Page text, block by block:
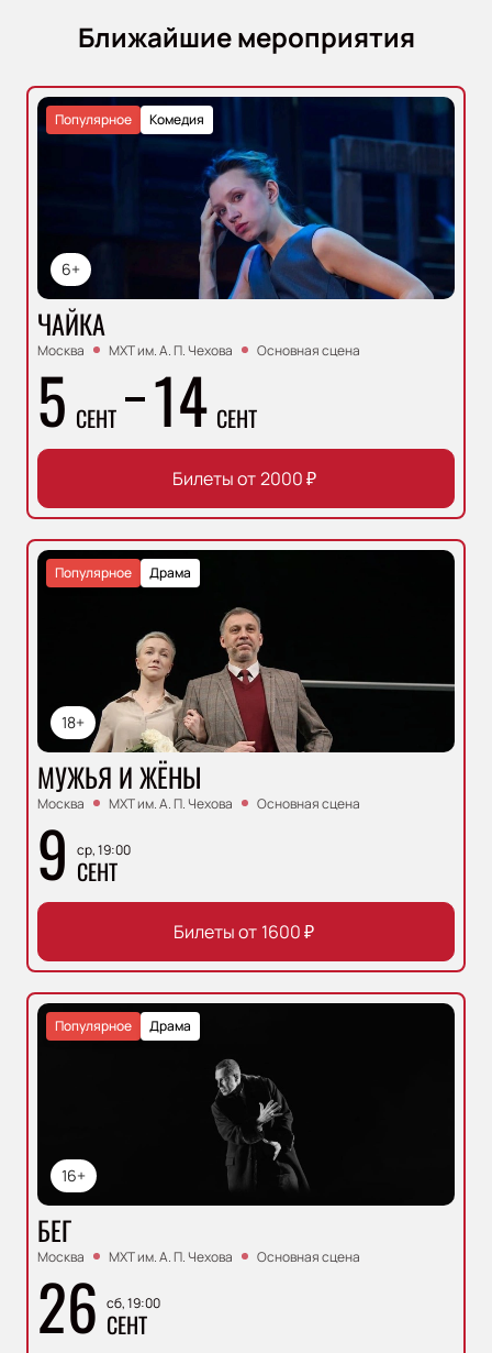
Ближайшие мероприятия
6+
Комедия
Популярное
ЧАЙКА
Москва МХТ им. А. П. Чехова Основная сцена
5 СЕНТ 14 СЕНТ
Билеты от 2000₽
18+
Драма
Популярное
МУЖЬЯ И ЖЁНЫ
Москва МХТ им. А. П. Чехова Основная сцена
9 ср, 19:00
СЕНТ
Билеты от 1600₽
16+
Драма
Популярное
БЕГ
Москва МХТ им. А. П. Чехова Основная сцена
26 сб, 19:00
СЕНТ